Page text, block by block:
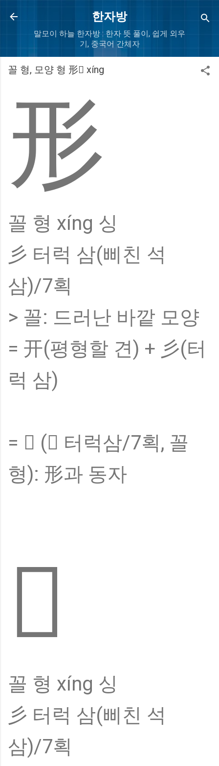
Skip to main content
한자방
말모이 하늘 한자방 : 한자 뜻 풀이, 쉽게 외우
기, 중국어 간체자
꼴 형, 모양 형 形𢒈 xíng
形
꼴 형 xíng 싱
彡 터럭 삼(삐친 석
삼)/7획
> 꼴: 드러난 바깥 모양
= 开(평형할 견) + 彡(터
럭 삼)
= 𢒈 (彡 터럭삼/7획, 꼴
형): 形과 동자
𢒈
꼴 형 xíng 싱
彡 터럭 삼(삐친 석
삼)/7획